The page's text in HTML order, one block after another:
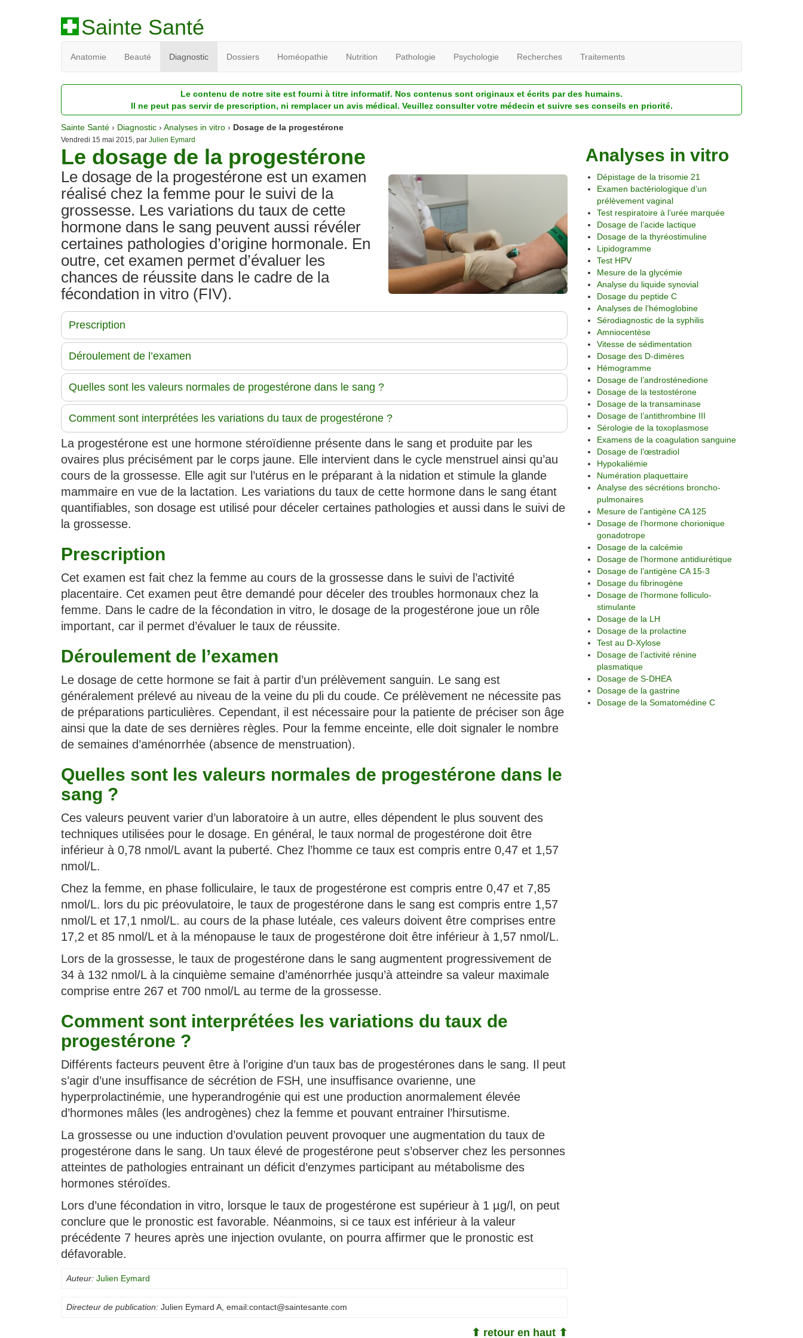
Sainte Santé
Anatomie Beauté Diagnostic Dossiers Homéopathie Nutrition Pathologie Psychologie Recherches Traitements
Le contenu de notre site est fourni à titre informatif. Nos contenus sont originaux et écrits par des humains.
Il ne peut pas servir de prescription, ni remplacer un avis médical. Veuillez consulter votre médecin et suivre ses conseils en priorité.
Sainte Santé › Diagnostic › Analyses in vitro › Dosage de la progestérone
Vendredi 15 mai 2015, par Julien Eymard
Le dosage de la progestérone
Le dosage de la progestérone est un examen
réalisé chez la femme pour le suivi de la
grossesse. Les variations du taux de cette
hormone dans le sang peuvent aussi révéler
certaines pathologies d’origine hormonale. En
outre, cet examen permet d’évaluer les
chances de réussite dans le cadre de la
fécondation in vitro (FIV).
Prescription
Déroulement de l’examen
Quelles sont les valeurs normales de progestérone dans le sang ?
Comment sont interprétées les variations du taux de progestérone ?
La progestérone est une hormone stéroïdienne présente dans le sang et produite par les
ovaires plus précisément par le corps jaune. Elle intervient dans le cycle menstruel ainsi qu’au
cours de la grossesse. Elle agit sur l’utérus en le préparant à la nidation et stimule la glande
mammaire en vue de la lactation. Les variations du taux de cette hormone dans le sang étant
quantifiables, son dosage est utilisé pour déceler certaines pathologies et aussi dans le suivi de
la grossesse.
Prescription
Cet examen est fait chez la femme au cours de la grossesse dans le suivi de l’activité
placentaire. Cet examen peut être demandé pour déceler des troubles hormonaux chez la
femme. Dans le cadre de la fécondation in vitro, le dosage de la progestérone joue un rôle
important, car il permet d’évaluer le taux de réussite.
Déroulement de l’examen
Le dosage de cette hormone se fait à partir d’un prélèvement sanguin. Le sang est
généralement prélevé au niveau de la veine du pli du coude. Ce prélèvement ne nécessite pas
de préparations particulières. Cependant, il est nécessaire pour la patiente de préciser son âge
ainsi que la date de ses dernières règles. Pour la femme enceinte, elle doit signaler le nombre
de semaines d’aménorrhée (absence de menstruation).
Quelles sont les valeurs normales de progestérone dans le
sang ?
Ces valeurs peuvent varier d’un laboratoire à un autre, elles dépendent le plus souvent des
techniques utilisées pour le dosage. En général, le taux normal de progestérone doit être
inférieur à 0,78 nmol/L avant la puberté. Chez l’homme ce taux est compris entre 0,47 et 1,57
nmol/L.
Chez la femme, en phase folliculaire, le taux de progestérone est compris entre 0,47 et 7,85
nmol/L. lors du pic préovulatoire, le taux de progestérone dans le sang est compris entre 1,57
nmol/L et 17,1 nmol/L. au cours de la phase lutéale, ces valeurs doivent être comprises entre
17,2 et 85 nmol/L et à la ménopause le taux de progestérone doit être inférieur à 1,57 nmol/L.
Lors de la grossesse, le taux de progestérone dans le sang augmentent progressivement de
34 à 132 nmol/L à la cinquième semaine d’aménorrhée jusqu’à atteindre sa valeur maximale
comprise entre 267 et 700 nmol/L au terme de la grossesse.
Comment sont interprétées les variations du taux de
progestérone ?
Différents facteurs peuvent être à l’origine d’un taux bas de progestérones dans le sang. Il peut
s’agir d’une insuffisance de sécrétion de FSH, une insuffisance ovarienne, une
hyperprolactinémie, une hyperandrogénie qui est une production anormalement élevée
d’hormones mâles (les androgènes) chez la femme et pouvant entrainer l’hirsutisme.
La grossesse ou une induction d’ovulation peuvent provoquer une augmentation du taux de
progestérone dans le sang. Un taux élevé de progestérone peut s’observer chez les personnes
atteintes de pathologies entrainant un déficit d’enzymes participant au métabolisme des
hormones stéroïdes.
Lors d’une fécondation in vitro, lorsque le taux de progestérone est supérieur à 1 µg/l, on peut
conclure que le pronostic est favorable. Néanmoins, si ce taux est inférieur à la valeur
précédente 7 heures après une injection ovulante, on pourra affirmer que le pronostic est
défavorable.
Auteur: Julien Eymard
Directeur de publication: Julien Eymard A , email:contact@saintesante.com
⬆ retour en haut ⬆
Analyses in vitro
Dépistage de la trisomie 21
Examen bactériologique d’un
prélèvement vaginal
Test respiratoire à l’urée marquée
Dosage de l’acide lactique
Dosage de la thyréostimuline
Lipidogramme
Test HPV
Mesure de la glycémie
Analyse du liquide synovial
Dosage du peptide C
Analyses de l’hémoglobine
Sérodiagnostic de la syphilis
Amniocentèse
Vitesse de sédimentation
Dosage des D-dimères
Hémogramme
Dosage de l’androsténedione
Dosage de la testostérone
Dosage de la transaminase
Dosage de l’antithrombine III
Sérologie de la toxoplasmose
Examens de la coagulation sanguine
Dosage de l’œstradiol
Hypokaliémie
Numération plaquettaire
Analyse des sécrétions broncho-
pulmonaires
Mesure de l’antigène CA 125
Dosage de l’hormone chorionique
gonadotrope
Dosage de la calcémie
Dosage de l’hormone antidiurétique
Dosage de l’antigène CA 15-3
Dosage du fibrinogène
Dosage de l’hormone folliculo-
stimulante
Dosage de la LH
Dosage de la prolactine
Test au D-Xylose
Dosage de l’activité rénine
plasmatique
Dosage de S-DHEA
Dosage de la gastrine
Dosage de la Somatomédine C